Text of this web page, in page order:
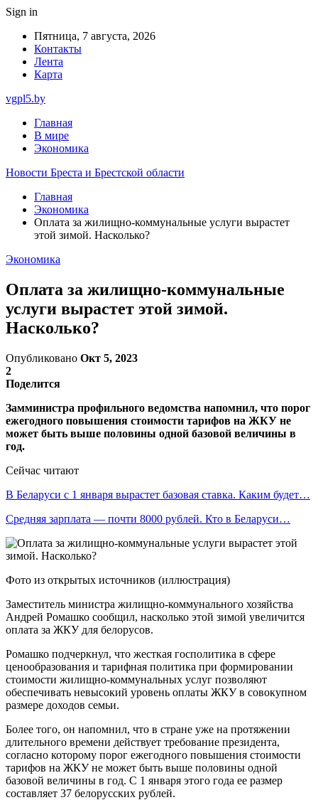
Sign in
Пятница, 7 августа, 2026
Контакты
Лента
Карта
vgpl5.by
Главная
В мире
Экономика
Новости Бреста и Брестской области
Главная
Экономика
Оплата за жилищно-коммунальные услуги вырастет
этой зимой. Насколько?
Экономика
Оплата за жилищно-коммунальные
услуги вырастет этой зимой.
Насколько?
Опубликовано Окт 5, 2023
2
Поделится
Замминистра профильного ведомства напомнил, что порог
ежегодного повышения стоимости тарифов на ЖКУ не
может быть выше половины одной базовой величины в
год.
Сейчас читают
В Беларуси с 1 января вырастет базовая ставка. Каким будет…
Средняя зарплата — почти 8000 рублей. Кто в Беларуси…
Фото из открытых источников (иллюстрация)
Заместитель министра жилищно-коммунального хозяйства
Андрей Ромашко сообщил, насколько этой зимой увеличится
оплата за ЖКУ для белорусов.
Ромашко подчеркнул, что жесткая госполитика в сфере
ценообразования и тарифная политика при формировании
стоимости жилищно-коммунальных услуг позволяют
обеспечивать невысокий уровень оплаты ЖКУ в совокупном
размере доходов семьи.
Более того, он напомнил, что в стране уже на протяжении
длительного времени действует требование президента,
согласно которому порог ежегодного повышения стоимости
тарифов на ЖКУ не может быть выше половины одной
базовой величины в год. С 1 января этого года ее размер
составляет 37 белорусских рублей.